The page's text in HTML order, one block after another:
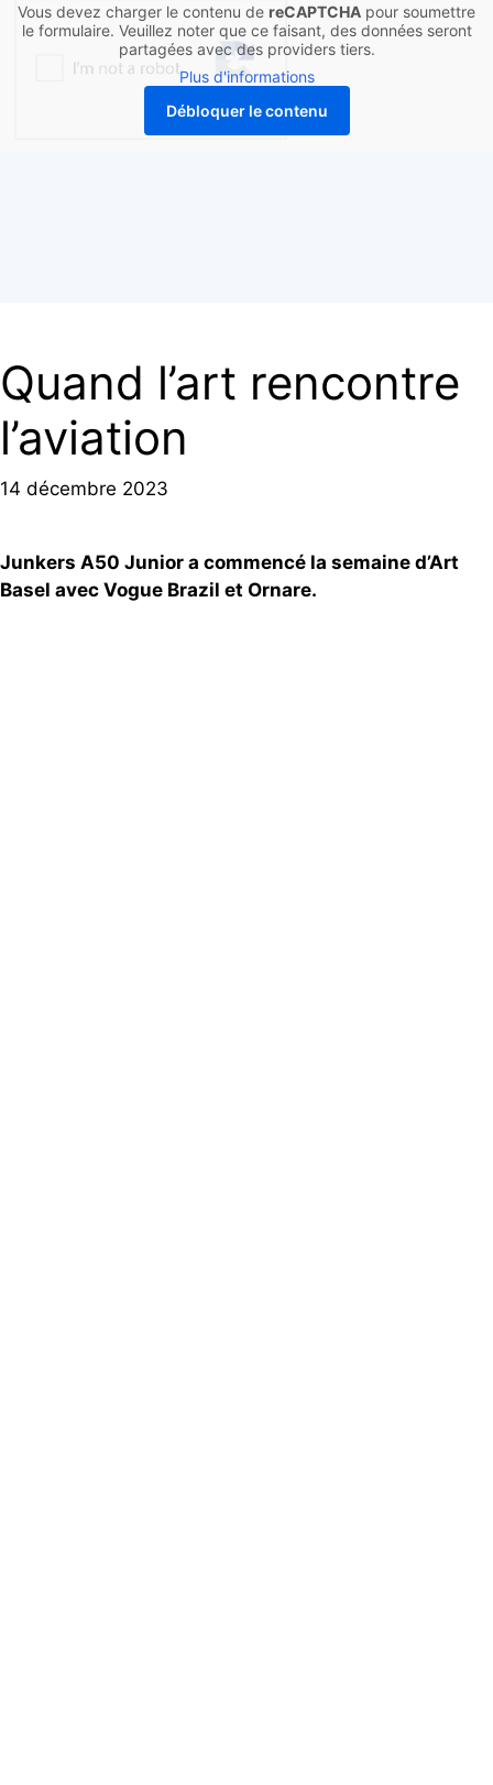
Feld
Vous devez charger le contenu de reCAPTCHA pour soumettre
le formulaire. Veuillez noter que ce faisant, des données seront
partagées avec des providers tiers.
Plus d'informations
Débloquer le contenu
Quand l’art rencontre
l’aviation
14 décembre 2023
Junkers A50 Junior a commencé la semaine d’Art
Basel avec Vogue Brazil et Ornare.